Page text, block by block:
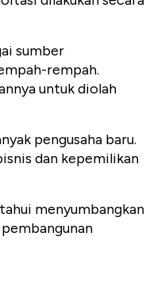
sumber
rempah.
untuk diolah
pengusaha baru.
dan kepemilikan
menyumbangkan